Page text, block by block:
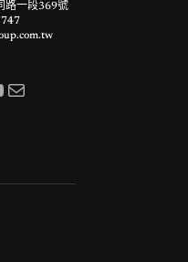
路一段369號
電子郵件